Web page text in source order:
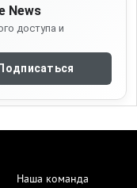
News
доступа и
Подписаться
Наша команда